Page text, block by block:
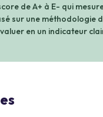
de A+ à E- qui
sur une méthodologie
en un indicateur